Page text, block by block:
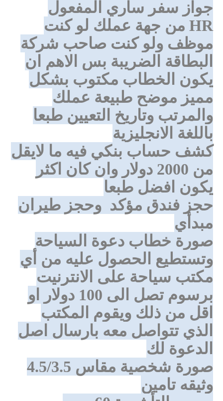
جواز سفر ساري المفعول
HR من جهة عملك لو كنت
موظف ولو كنت صاحب شركة
البطاقة الضريبة بس الاهم ان
يكون الخطاب مكتوب بشكل
مميز موضح طبيعة عملك
والمرتب وتاريخ التعيين طبعا
باللغة الانجليزية
كشف حساب بنكي فيه ما لايقل
من 2000 دولار وان كان اكثر
يكون افضل طبعا
حجز فندق مؤكد وحجز طيران
مبدأي
صورة خطاب دعوة السياحة
وتستطيع الحصول عليه من أي
مكتب سياحة على الانترنيت
برسوم تصل الى 100 دولار او
اقل من ذلك ويقوم المكتب
الذي تتواصل معه بارسال اصل
الدعوة لك
صورة شخصية مقاس 4.5/3.5
وثيقه تامين